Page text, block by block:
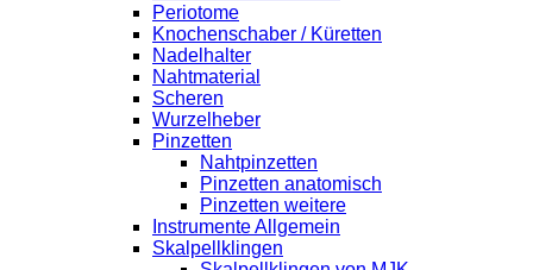
Periotome
Knochenschaber / Küretten
Nadelhalter
Nahtmaterial
Scheren
Wurzelheber
Pinzetten
Nahtpinzetten
Pinzetten anatomisch
Pinzetten weitere
Instrumente Allgemein
Skalpellklingen